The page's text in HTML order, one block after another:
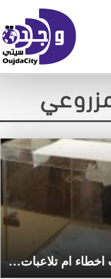
اخطاء ام تلاعبات…